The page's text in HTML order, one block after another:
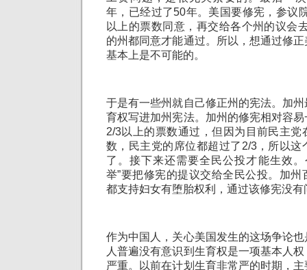
年，已经过了50年。美国要修宪，参议
以上的票数同意，再交给各个州的议会
的州都同意才能通过。所以，想通过修
基本上是不可能的。
于是有一些州就自己修正州的宪法。加
育权写进加州宪法。加州的修宪相对容
2/3以上的票数通过，但因为目前民主党
数，民主党的席位都超过了2/3，所以这
了。接下来还需要全民公投才能生效
举”要把修宪的提议交给全民公投。加
都支持妇女有堕胎权利，通过该修宪没有
作为中国人，关心美国发生的这场争论
人普遍没有意识到生育权是一项基本人
严重。以前在计划生育非常严的时期，